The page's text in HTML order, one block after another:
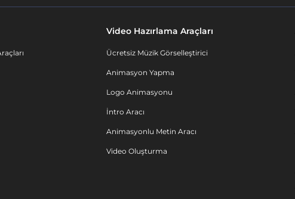
Video Hazırlama Araçları
Ücretsiz Müzik Görselleştirici
Animasyon Yapma
Logo Animasyonu
İntro Aracı
Animasyonlu Metin Aracı
Video Oluşturma